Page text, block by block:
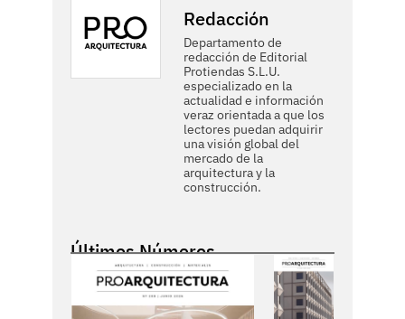
Redacción
Departamento de
redacción de Editorial
Protiendas S.L.U.
especializado en la
actualidad e información
veraz orientada a que los
lectores puedan adquirir
una visión global del
mercado de la
arquitectura y la
construcción.
Últimos Números